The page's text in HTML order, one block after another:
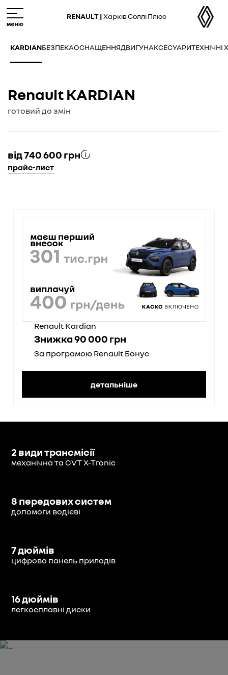
to
main
RENAULT |Харків Соллі Плюс
KARDIANБЕЗПЕКАОСНАЩЕННЯДВИГУНАКСЕСУАРИ
Renault KARDIAN
готовий до змін
від 740 600 грн
прайс-лист
Renault Kardian
Знижка 90 000 грн
За програмою Renault Бонус
детальніше
2 види трансмісії
механічна та CVT X-Tronic
8 передових систем
допомоги водієві
7 дюймів
цифрова панель приладів
16 дюймів
легкосплавні диски